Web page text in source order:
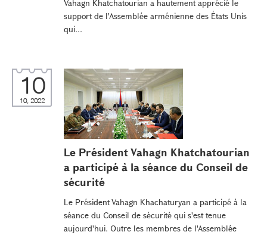
Vahagn Khatchatourian a hautement apprécié le
support de l'Assemblée arménienne des États Unis
qui...
10
10, 2022
Le Président Vahagn Khatchatourian
a participé à la séance du Conseil de
sécurité
Le Président Vahagn Khachaturyan a participé à la
séance du Conseil de sécurité qui s'est tenue
aujourd'hui. Outre les membres de l'Assemblée